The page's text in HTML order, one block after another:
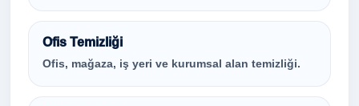
Ofis Temizliği
Ofis, mağaza, iş yeri ve kurumsal alan temizliği.